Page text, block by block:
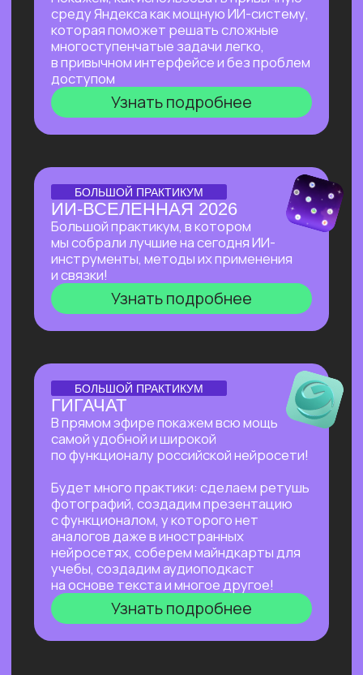
Узнать подробнее
Старт в нейросетях
— простое введение
в мир нейросетей. Основные принципы,
полезные рекомендации и советы по работе
с нейросетями для тех, кто делает первые
Нейросети для разработки и IT
углубленное изучение ИИ для решения
сложных задач: генерации медиаконтента,
глубокого анализа данных, разработки
автономных систем.
Нейросети для профессий вне IT—
данных и повышения эффективности. Примеры
использования: от генерация текстов
и изображений до оптимизации рутинных
процессов.
Старт в нейросетях
Нейросети для разработки и IT
Нейросети 28
Высшее образование 2